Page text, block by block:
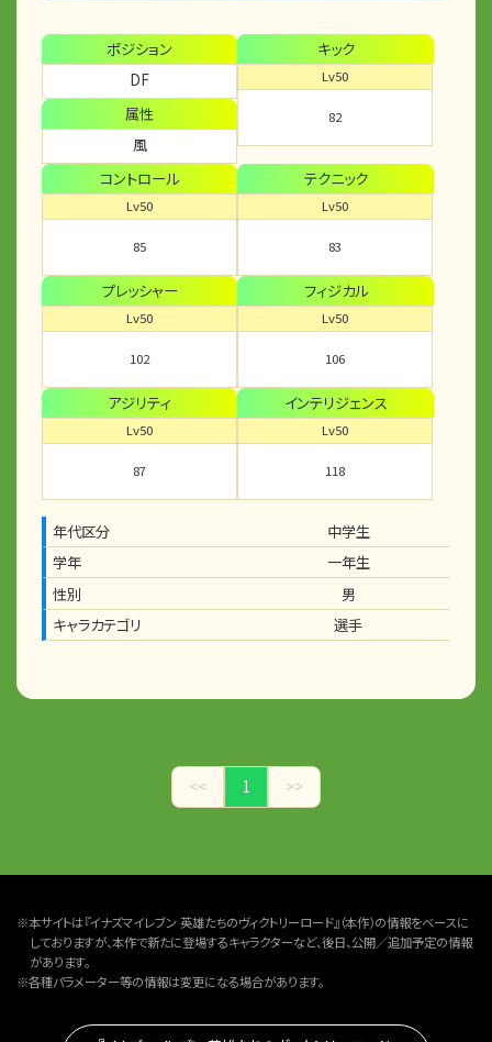
ポジション
DF
属性
風
キック
Lv50
82
コントロール
Lv50
85
テクニック
Lv50
83
プレッシャー
Lv50
102
フィジカル
Lv50
106
アジリティ
Lv50
87
インテリジェンス
Lv50
118
年代区分
中学生
学年
一年生
性別
男
キャラカテゴリ
選手
<< 1 >>
※本サイトは『イナズマイレブン 英雄たちのヴィクトリーロード』（本作）の情報をベースに
しておりますが、本作で新たに登場するキャラクターなど、後日、公開／追加予定の情報
があります。
※各種パラメーター等の情報は変更になる場合があります。